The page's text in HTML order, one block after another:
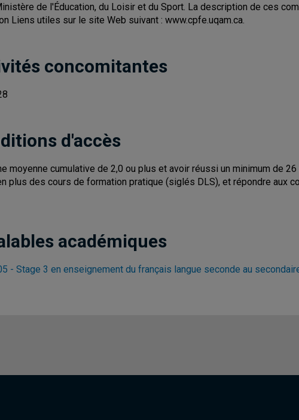
de l'Éducation, du Loisir et du Sport. La description de ces
Liens utiles sur le site Web suivant : www.cpfe.uqam.ca.
concomitantes
d'accès
moyenne cumulative de 2,0 ou plus et avoir réussi un minimum de
plus des cours de formation pratique (siglés DLS), et répondre aux
académiques
- Stage 3 en enseignement du français langue seconde au